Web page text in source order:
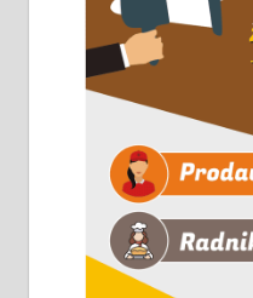
Чистим све
061/32-13-445